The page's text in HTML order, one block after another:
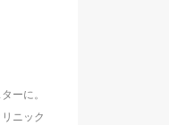
ーに。
ニック